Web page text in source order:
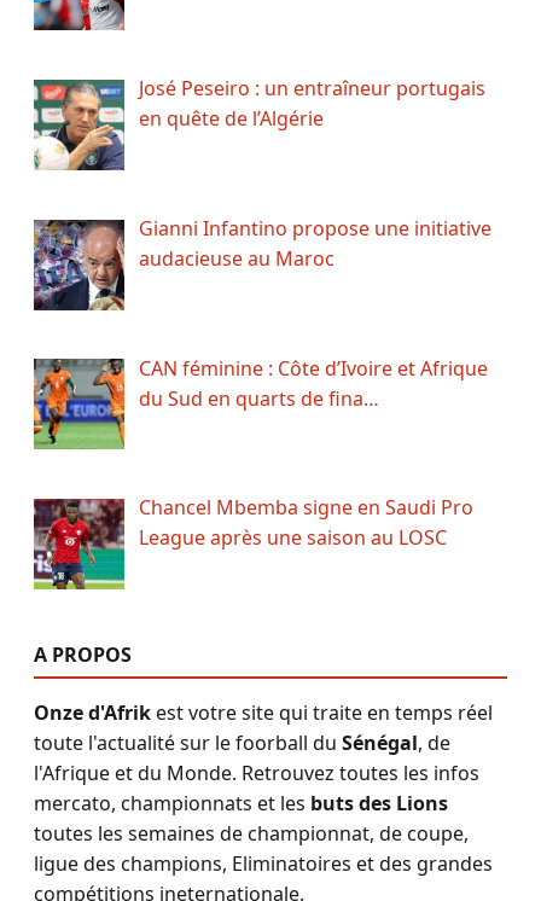
José Peseiro : un entraîneur portugais
en quête de l’Algérie
Gianni Infantino propose une initiative
audacieuse au Maroc
CAN féminine : Côte d’Ivoire et Afrique
du Sud en quarts de fina…
Chancel Mbemba signe en Saudi Pro
League après une saison au LOSC
A PROPOS
Onze d'Afrikest votre site qui traite en temps réel
toute l'actualité sur le foorball du Sénégal, de
l'Afrique et du Monde. Retrouvez toutes les infos
mercato, championnats et les buts des Lions
toutes les semaines de championnat, de coupe,
ligue des champions, Eliminatoires et des grandes
compétitions ineternationale.